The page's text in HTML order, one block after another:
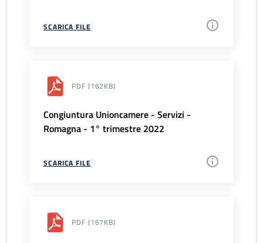
SCARICA FILE
PDF (162KB)
Congiuntura Unioncamere - Servizi -
Romagna - 1° trimestre 2022
SCARICA FILE
PDF (167KB)